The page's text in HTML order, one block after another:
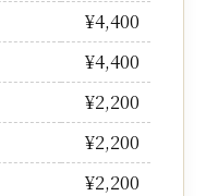
¥4,400
¥4,400
¥2,200
¥2,200
¥2,200